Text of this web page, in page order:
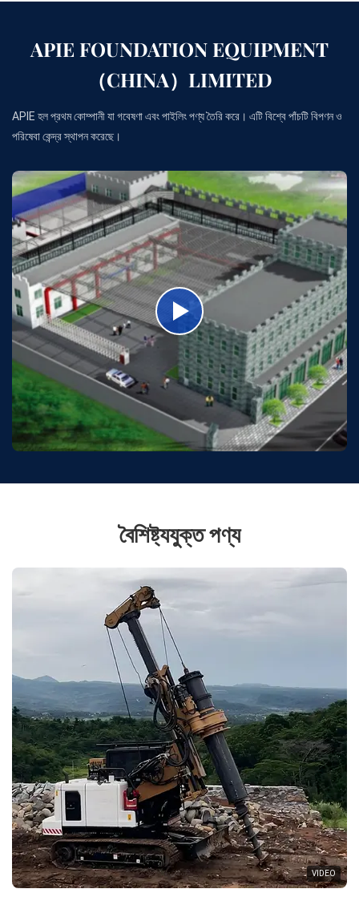
APIE FOUNDATION EQUIPMENT
（CHINA）LIMITED
APIE হল প্রথম কোম্পানী যা গবেষণা এবং পাইলিং পণ্য তৈরি করে। এটি বিশ্বে পাঁচটি বিপণন ও
পরিষেবা কেন্দ্র স্থাপন করেছে।
বৈশিষ্ট্যযুক্ত পণ্য
VIDEO